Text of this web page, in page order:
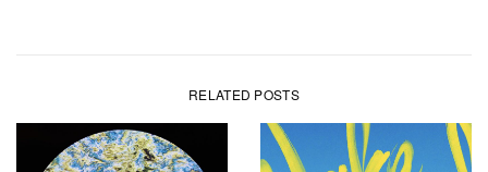
RELATED POSTS